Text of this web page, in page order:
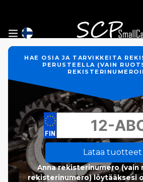
HAE OSIA JA TARVIKKEITA
PERUSTEELLA (VAIN
Lataa tuotteet
Anna rekisterinumero (vain
rekisterinumero) löytääksesi